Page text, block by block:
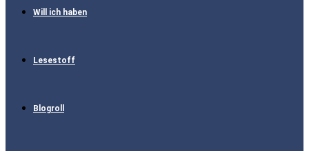
Will ich haben
Lesestoff
Blogroll